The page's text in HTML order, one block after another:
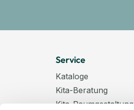
Service
Kataloge
Kita-Beratung
Kita-Raumgestaltung